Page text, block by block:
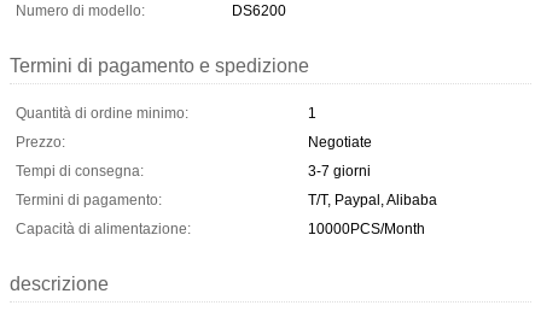
Numero di modello:
DS6200
Termini di pagamento e spedizione
Quantità di ordine minimo:
1
Prezzo:
Negotiate
Tempi di consegna:
3-7 giorni
Termini di pagamento:
T/T, Paypal, Alibaba
Capacità di alimentazione:
10000PCS/Month
descrizione